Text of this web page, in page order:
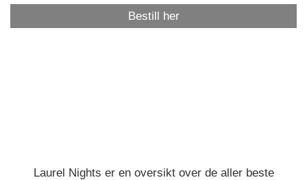
Bestill her
Laurel Nights er en oversikt over de aller beste